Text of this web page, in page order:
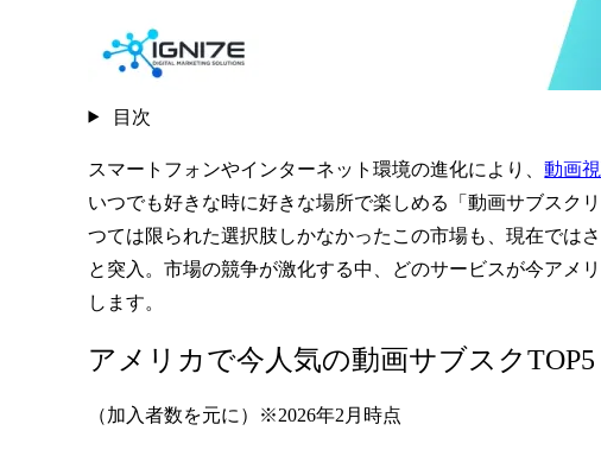
目次
スマートフォンやインターネット環境の進化により、動画
いつでも好きな時に好きな場所で楽しめる「動画サブスク
つては限られた選択肢しかなかったこの市場も、現在では
と突入。市場の競争が激化する中、どのサービスが今アメ
します。
アメリカで今人気の動画サブスクTOP5
（加入者数を元に）※2026年2月時点